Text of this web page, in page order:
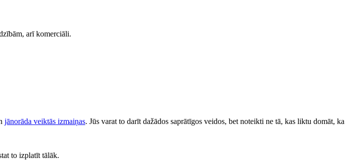
arī komerciāli.
jānorāda veiktās izmaiņas. Jūs varat to darīt dažādos saprātīgos veidos, bet noteikti ne tā, kas liktu domāt, ka
to izplatīt tālāk.